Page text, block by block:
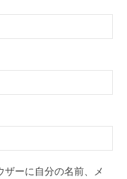
ーに自分の名前、メ